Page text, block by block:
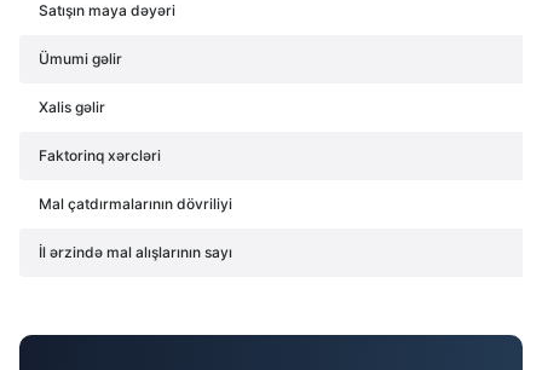
Satışın maya dəyəri
Ümumi gəlir
Xalis gəlir
Faktorinq xərcləri
Mal çatdırmalarının dövriliyi
İl ərzində mal alışlarının sayı